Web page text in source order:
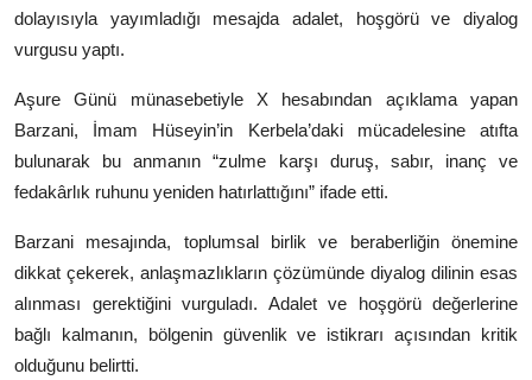
dolayısıyla yayımladığı mesajda adalet, hoşgörü ve diyalog
vurgusu yaptı.
Aşure Günü münasebetiyle X hesabından açıklama yapan
Barzani, İmam Hüseyin’in Kerbela’daki mücadelesine atıfta
bulunarak bu anmanın “zulme karşı duruş, sabır, inanç ve
fedakârlık ruhunu yeniden hatırlattığını” ifade etti.
Barzani mesajında, toplumsal birlik ve beraberliğin önemine
dikkat çekerek, anlaşmazlıkların çözümünde diyalog dilinin esas
alınması gerektiğini vurguladı. Adalet ve hoşgörü değerlerine
bağlı kalmanın, bölgenin güvenlik ve istikrarı açısından kritik
olduğunu belirtti.